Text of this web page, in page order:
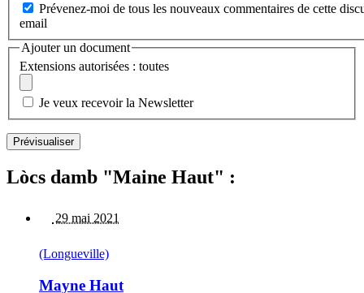
Prévenez-moi de tous les nouveaux commentaires de cette
email
Ajouter un document
Extensions autorisées : toutes
Je veux recevoir la Newsletter
Lòcs damb "Maine Haut" :
29 mai 2021
(Longueville)
Mayne Haut